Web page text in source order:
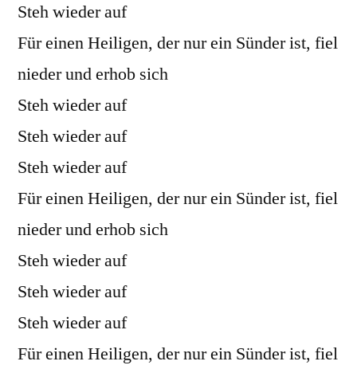
Steh wieder auf
Für einen Heiligen, der nur ein Sünder ist, fiel
nieder und erhob sich
Steh wieder auf
Steh wieder auf
Steh wieder auf
Für einen Heiligen, der nur ein Sünder ist, fiel
nieder und erhob sich
Steh wieder auf
Steh wieder auf
Steh wieder auf
Für einen Heiligen, der nur ein Sünder ist, fiel